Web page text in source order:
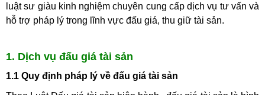
luật sư giàu kinh nghiệm chuyên cung cấp dịch vụ tư vấn và
hỗ trợ pháp lý trong lĩnh vực đấu giá, thu giữ tài sản.
1. Dịch vụ đấu giá tài sản
1.1 Quy định pháp lý về đấu giá tài sản